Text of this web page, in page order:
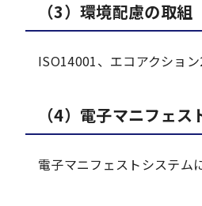
（3）環境配慮の取組
ISO14001、エコアクショ
（4）電子マニフェス
電子マニフェストシステム